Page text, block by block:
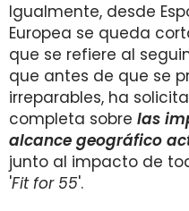
Igualmente, desde
Europea se queda
que se refiere al
que antes de que se
irreparables, ha
completa sobre las
alcance geográfico
junto al impacto de
'Fit for 55'.